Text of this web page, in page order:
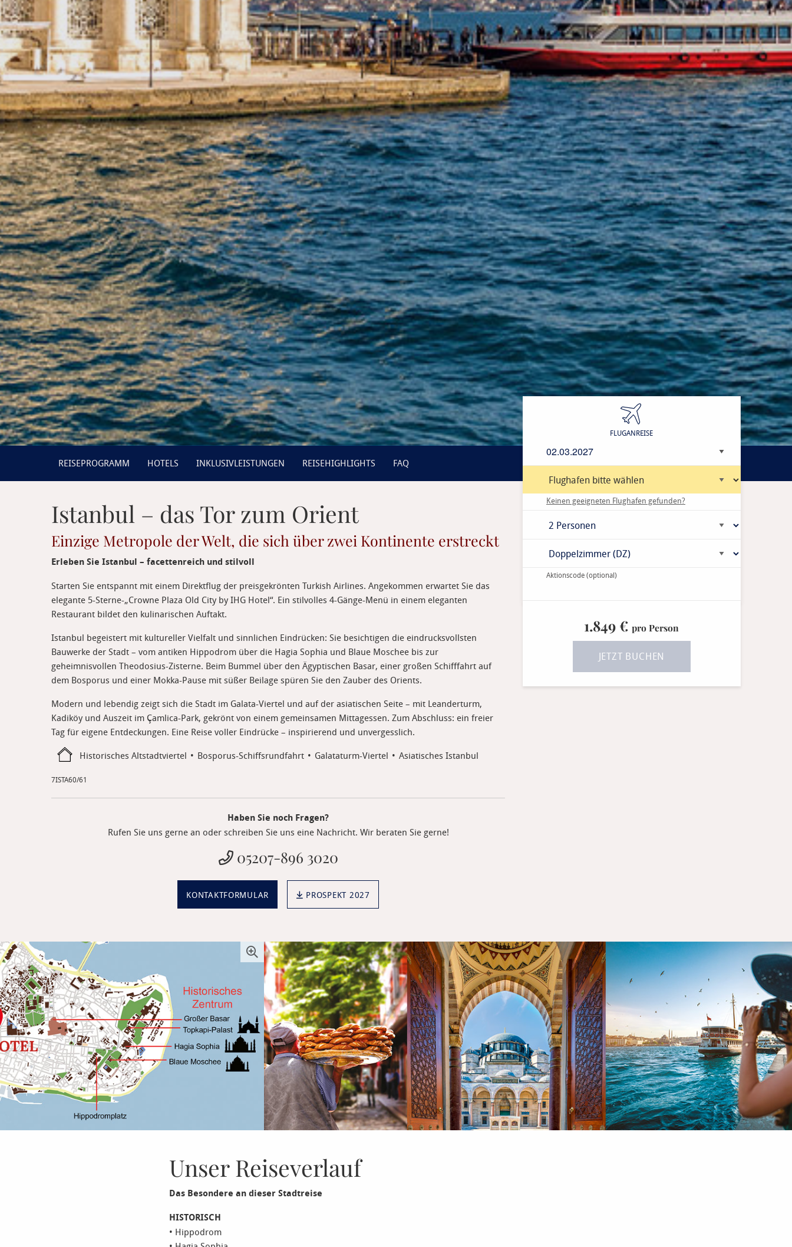
REISEPROGRAMM HOTELS INKLUSIVLEISTUNGEN REISEHIGHLIGHTS FAQ
Istanbul – das Tor zum Orient
Einzige Metropole der Welt, die sich über zwei Kontinente erstreckt
Erleben Sie Istanbul – facettenreich und stilvoll
Starten Sie entspannt mit einem Direktflug der preisgekrönten Turkish Airlines. Angekommen erwartet Sie das
elegante 5-Sterne-„Crowne Plaza Old City by IHG Hotel“. Ein stilvolles 4-Gänge-Menü in einem eleganten
Restaurant bildet den kulinarischen Auftakt.
Istanbul begeistert mit kultureller Vielfalt und sinnlichen Eindrücken: Sie besichtigen die eindrucksvollsten
Bauwerke der Stadt – vom antiken Hippodrom über die Hagia Sophia und Blaue Moschee bis zur
geheimnisvollen Theodosius-Zisterne. Beim Bummel über den Ägyptischen Basar, einer großen Schifffahrt auf
dem Bosporus und einer Mokka-Pause mit süßer Beilage spüren Sie den Zauber des Orients.
Modern und lebendig zeigt sich die Stadt im Galata-Viertel und auf der asiatischen Seite – mit Leanderturm,
Kadiköy und Auszeit im Çamlica-Park, gekrönt von einem gemeinsamen Mittagessen. Zum Abschluss: ein freier
Tag für eigene Entdeckungen. Eine Reise voller Eindrücke – inspirierend und unvergesslich.
Historisches Altstadtviertel
Bosporus-Schiffsrundfahrt Galataturm-Viertel Asiatisches Istanbul
7ISTA60/61
Haben Sie noch Fragen?
Rufen Sie uns gerne an oder schreiben Sie uns eine Nachricht. Wir beraten Sie gerne!
05207-896 3020
KONTAKTFORMULAR PROSPEKT 2027
Keinen geeigneten Flughafen gefunden?
Aktionscode(optional)
1.849 €pro Person
JETZT BUCHEN
Unser Reiseverlauf
Das Besondere an dieser Stadtreise
HISTORISCH
• Hippodrom